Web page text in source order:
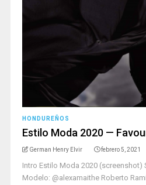
HONDUREÑOS
Estilo Moda 2020 —
German Henry Elvir febrero 5, 2021
Intro Estilo Moda 2020 (screenshot)
Modelo: @alexamaithe Roberto